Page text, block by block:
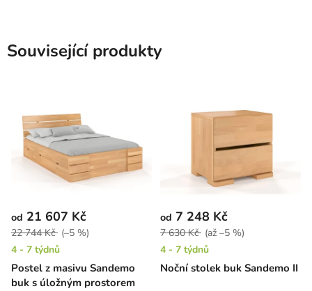
Související produkty
Postel z masivu Sandemo
buk s úložným prostorem
od 21 607 Kč
22 744 Kč (–5 %)
4 - 7 týdnů
Noční stolek buk Sandemo II
od 7 248 Kč
7 630 Kč (až –5 %)
4 - 7 týdnů